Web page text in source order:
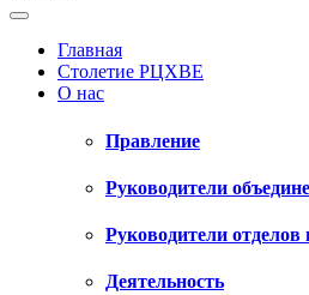
Главная
Столетие РЦХВЕ
О нас
Правление
Руководители
Руководители отделов
Деятельность